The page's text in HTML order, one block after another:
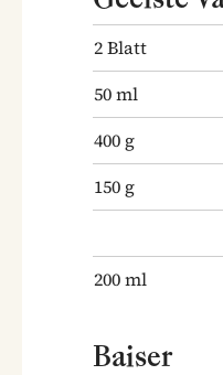
2Blatt
50ml
400 g
150 g
200ml
Baiser